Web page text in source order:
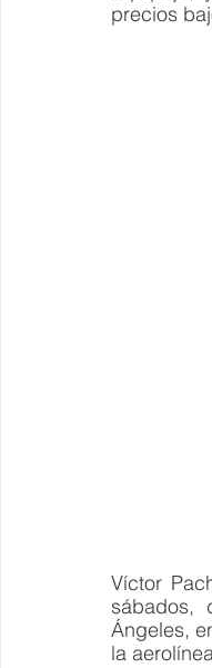
precios
Víctor
sábados,
Ángeles,
la